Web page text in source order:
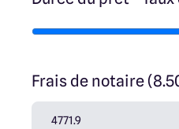
Frais de notaire